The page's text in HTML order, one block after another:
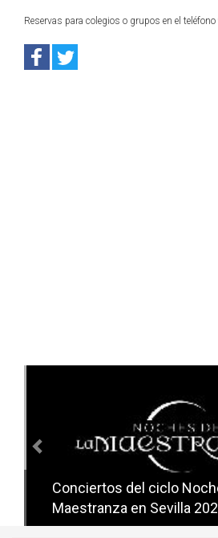
Reservas para colegios o grupos en el
Conciertos del ciclo
Maestranza en Sevilla
Conciertos del ciclo
Sevilla